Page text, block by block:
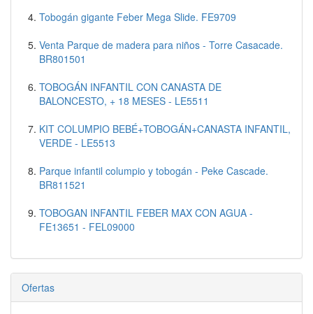
Tobogán gigante Feber Mega Slide. FE9709
Venta Parque de madera para niños - Torre Casacade.
BR801501
TOBOGÁN INFANTIL CON CANASTA DE
BALONCESTO, + 18 MESES - LE5511
KIT COLUMPIO BEBÉ+TOBOGÁN+CANASTA INFANTIL,
VERDE - LE5513
Parque infantil columpio y tobogán - Peke Cascade.
BR811521
TOBOGAN INFANTIL FEBER MAX CON AGUA -
FE13651 - FEL09000
Ofertas